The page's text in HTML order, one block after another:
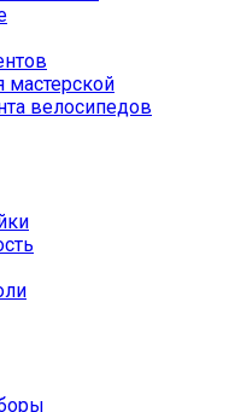
мастерской
велосипедов